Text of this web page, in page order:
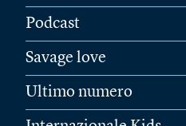
Podcast
Savage love
Ultimo numero